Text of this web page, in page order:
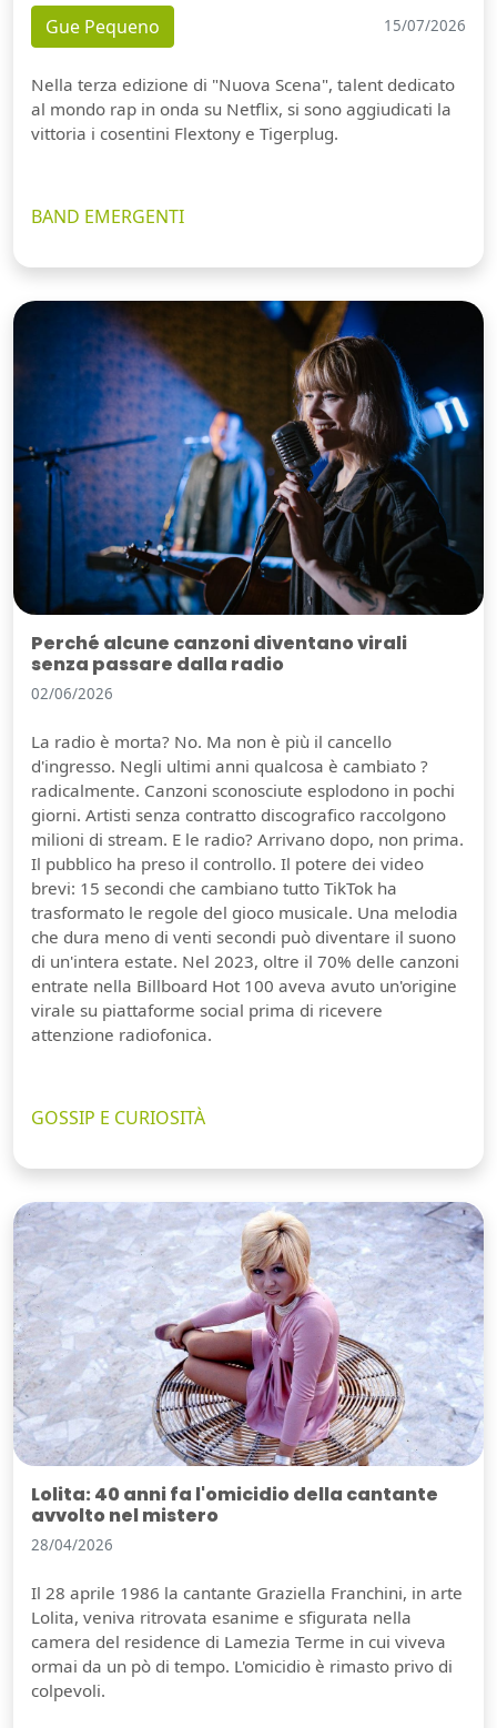
Guarda video
Gue Pequeno 15/07/2026
Nella terza edizione di "Nuova Scena", talent dedicato
al mondo rap in onda su Netflix, si sono aggiudicati la
vittoria i cosentini Flextony e Tigerplug.
BAND EMERGENTI
Perché alcune canzoni diventano virali
senza passare dalla radio
02/06/2026
La radio è morta? No. Ma non è più il cancello
d'ingresso. Negli ultimi anni qualcosa è cambiato ?
radicalmente. Canzoni sconosciute esplodono in pochi
giorni. Artisti senza contratto discografico raccolgono
milioni di stream. E le radio? Arrivano dopo, non prima.
Il pubblico ha preso il controllo. Il potere dei video
brevi: 15 secondi che cambiano tutto TikTok ha
trasformato le regole del gioco musicale. Una melodia
che dura meno di venti secondi può diventare il suono
di un'intera estate. Nel 2023, oltre il 70% delle canzoni
entrate nella Billboard Hot 100 aveva avuto un'origine
virale su piattaforme social prima di ricevere
attenzione radiofonica.
GOSSIP E CURIOSITÀ
Lolita: 40 anni fa l'omicidio della cantante
avvolto nel mistero
28/04/2026
Il 28 aprile 1986 la cantante Graziella Franchini, in arte
Lolita, veniva ritrovata esanime e sfigurata nella
camera del residence di Lamezia Terme in cui viveva
ormai da un pò di tempo. L'omicidio è rimasto privo di
colpevoli.